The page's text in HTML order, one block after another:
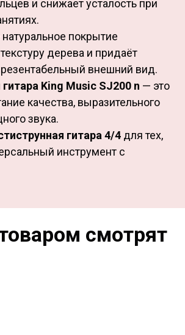
и снижает усталость при
покрытие
дерева и придаёт
внешний вид.
King Music SJ200 n — это
качества, выразительного
звука.
гитара 4/4 для тех,
инструмент с
смотрят